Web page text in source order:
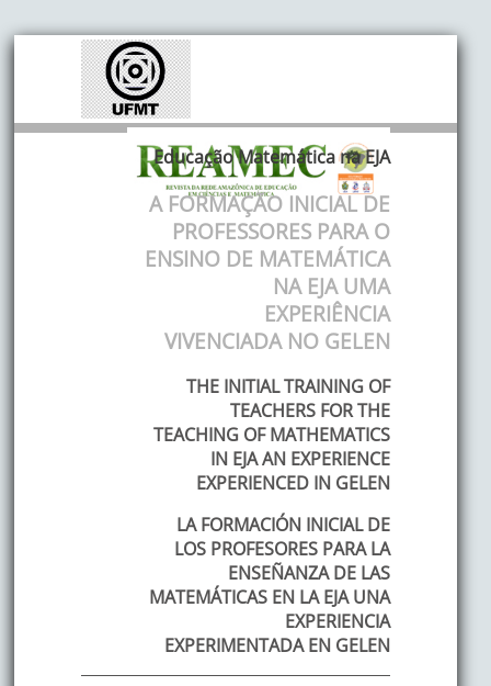
Educação Matemática na EJA
A FORMAÇÃO INICIAL DE
PROFESSORES PARA O
ENSINO DE MATEMÁTICA
NA EJA UMA
EXPERIÊNCIA
VIVENCIADA NO GELEN
THE INITIAL TRAINING OF
TEACHERS FOR THE
TEACHING OF MATHEMATICS
IN EJA AN EXPERIENCE
EXPERIENCED IN GELEN
LA FORMACIÓN INICIAL DE
LOS PROFESORES PARA LA
ENSEÑANZA DE LAS
MATEMÁTICAS EN LA EJA UNA
EXPERIENCIA
EXPERIMENTADA EN GELEN